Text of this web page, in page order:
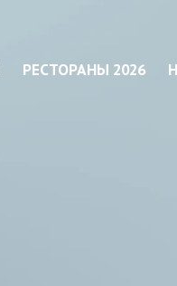
РЕСТОРАНЫ 2026